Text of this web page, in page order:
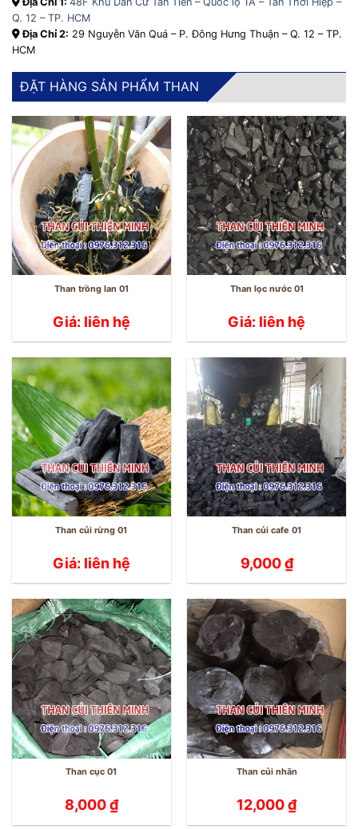
Q. 12 – TP. HCM
Địa Chỉ 2: 29 Nguyễn Văn Quá – P. Đông Hưng Thuận – Q. 12 – TP.
HCM
ĐẶT HÀNG SẢN PHẨM THAN
Than trồng lan 01
Giá: liên hệ
Than lọc nước 01
Giá: liên hệ
Than củi rừng 01
Giá: liên hệ
Than củi cafe 01
9,000₫
Than cục 01
8,000₫
Than củi nhãn
12,000₫